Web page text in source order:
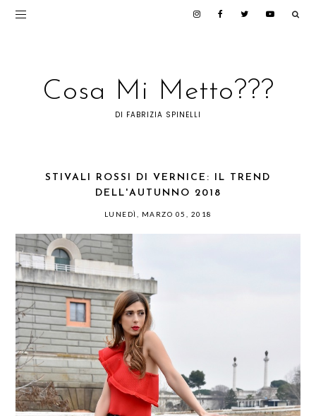
Cosa Mi Metto???
DI FABRIZIA SPINELLI
STIVALI ROSSI DI VERNICE: IL TREND
DELL'AUTUNNO 2018
LUNEDÌ, MARZO 05, 2018